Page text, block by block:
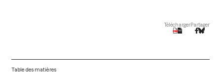
TéléchargerPartager
Table des matières